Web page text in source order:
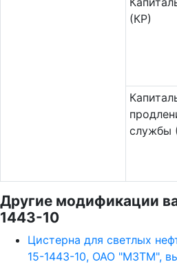
(КР)
службы
Другие модификации
1443-10
Цистерна для светлых
15-1443-10, ОАО "МЗТМ",